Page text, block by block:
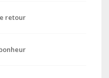
retour